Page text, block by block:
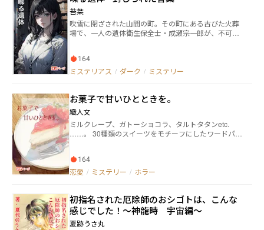
ある世界で、 言葉と沈黙が交差する「真実だけを求め
る者」の物語。 派手な戦闘も、万能な力もない。 それ
でも彼は、ただ“知りたい”と願った。 幻想の世界で静
かに燃える、哀しき真実と愛の行方――。
苔葉
吹雪に閉ざされた山間の町。その町にある古びた火葬
場で、一人の遺体衛生保全士・成瀬宗一郎が、不可解
げ…ろ……」。 そこへ訪れた刑事・佐伯綾乃は、近隣
で起こる連続失踪事件を追っていた。町の住人が忽然
を踏み入れる。そこには、人間と入れ替わった“黄泉の
モノ”が潜む異界への扉があった。 町の住人は本当に人
間なのか？ 死者の口を縫う理由とは？ そして、成瀬自
身に隠された衝撃の真実とは――。 すべてを終わらせるた
め、成瀬は最後の決断を下す。 しかし、それは本当に
めぐる戦慄のホラーサスペンス。
164
ミステリアス / ダーク / ミステリー
お菓子で甘いひとときを。
織人文
ミルクレープ、ガトーショコラ、タルトタタンetc.
……。 30種類のスイーツをモチーフにしたワードパレ
きます。 恋愛テーマのものが多いですが、基本はホラ
ーやミステリー寄りのハッピーじゃないテイストにな
164
恋愛 / ミステリー / ホラー
初指名された厄除師のおシゴトは、こんな
感じでした！〜神龍時 宇宙編〜
夏跡うさ丸